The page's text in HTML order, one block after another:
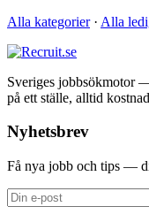
Alla kategorier· Alla
Sveriges jobbsökmotor
på ett ställe, alltid
Nyhetsbrev
Få nya jobb och tips —